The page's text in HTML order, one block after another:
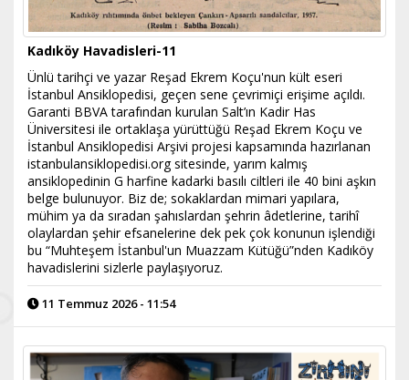
Kadıköy Havadisleri-11
Ünlü tarihçi ve yazar Reşad Ekrem Koçu'nun kült eseri
İstanbul Ansiklopedisi, geçen sene çevrimiçi erişime açıldı.
Garanti BBVA tarafından kurulan Salt’ın Kadir Has
Üniversitesi ile ortaklaşa yürüttüğü Reşad Ekrem Koçu ve
İstanbul Ansiklopedisi Arşivi projesi kapsamında hazırlanan
istanbulansiklopedisi.org sitesinde, yarım kalmış
ansiklopedinin G harfine kadarki basılı ciltleri ile 40 bini aşkın
belge bulunuyor. Biz de; sokaklardan mimari yapılara,
mühim ya da sıradan şahıslardan şehrin âdetlerine, tarihî
olaylardan şehir efsanelerine dek pek çok konunun işlendiği
bu “Muhteşem İstanbul'un Muazzam Kütüğü”nden Kadıköy
havadislerini sizlerle paylaşıyoruz.
11 Temmuz 2026 - 11:54